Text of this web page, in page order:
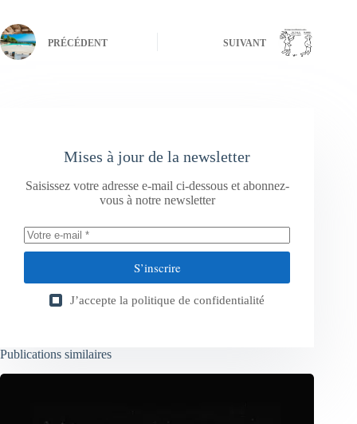
PRÉCÉDENT SUIVANT
Mises à jour de la newsletter
Saisissez votre adresse e-mail ci-dessous et abonnez-
vous à notre newsletter
S’inscrire
J’accepte la politique de confidentialité
Publications similaires